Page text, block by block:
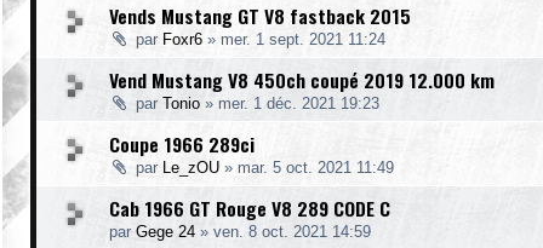
Vends Mustang GT V8 fastback 2015
par Foxr6 » mer. 1 sept. 2021 11:24
Vend Mustang V8 450ch coupé 2019 12.000 km
par Tonio » mer. 1 déc. 2021 19:23
Coupe 1966 289ci
par Le_zOU » mar. 5 oct. 2021 11:49
Cab 1966 GT Rouge V8 289 CODE C
par Gege 24 » ven. 8 oct. 2021 14:59